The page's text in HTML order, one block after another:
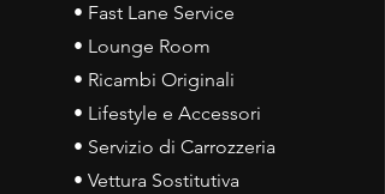
• Fast Lane Service
• Lounge Room
• Ricambi Originali
• Lifestyle e Accessori
• Servizio di Carrozzeria
• Vettura Sostitutiva